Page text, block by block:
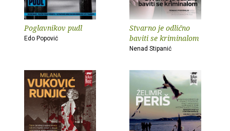
Poglavnikov pudl
Edo Popović
Stvarno je odlično
baviti se kriminalom
Nenad Stipanić